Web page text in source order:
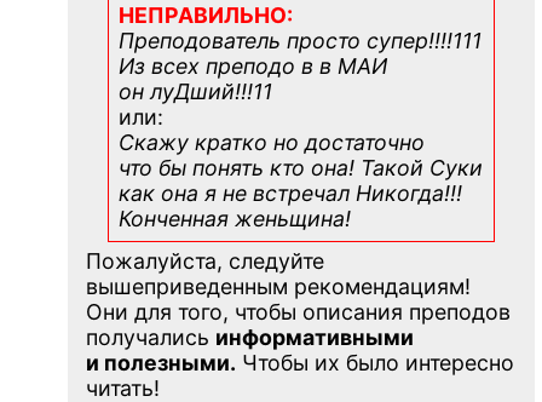
НЕПРАВИЛЬНО:
Преподователь просто супер!!!!111
Из всех преподо в в МАИ
он луДший!!!11
или:
Скажу кратко но достаточно
что бы понять кто она! Такой Суки
как она я не встречал Никогда!!!
Конченная женьщина!
Пожалуйста, следуйте
вышеприведенным рекомендациям!
Они для того, чтобы описания преподов
получались информативными
и полезными. Чтобы их было интересно
читать!